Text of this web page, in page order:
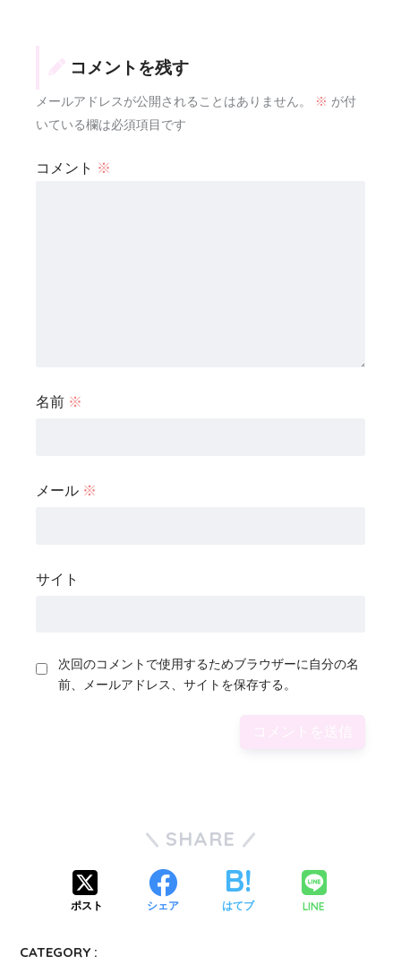
コメントを残す
メールアドレスが公開されることはありません。 ※ が付
いている欄は必須項目です
コメント ※
名前 ※
メール ※
サイト
次回のコメントで使用するためブラウザーに自分の名
前、メールアドレス、サイトを保存する。
SHARE
ポスト シェア はてブ LINE
CATEGORY :